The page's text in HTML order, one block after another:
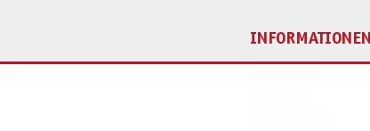
INFORMATIONEN